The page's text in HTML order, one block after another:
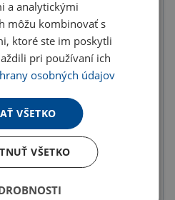
Do košíka
s potlačou
Možnosti doručenia »
Výdajné miesta »
a analytickými
môžu kombinovať s
ktoré ste im poskytli
pri používaní ich
osobných údajov
VŠETKO
VŠETKO